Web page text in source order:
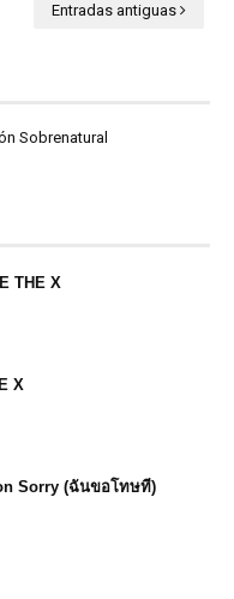
Entradas antiguas
Sobrenatural
THE X
X
Sorry (ฉันขอโทษที)